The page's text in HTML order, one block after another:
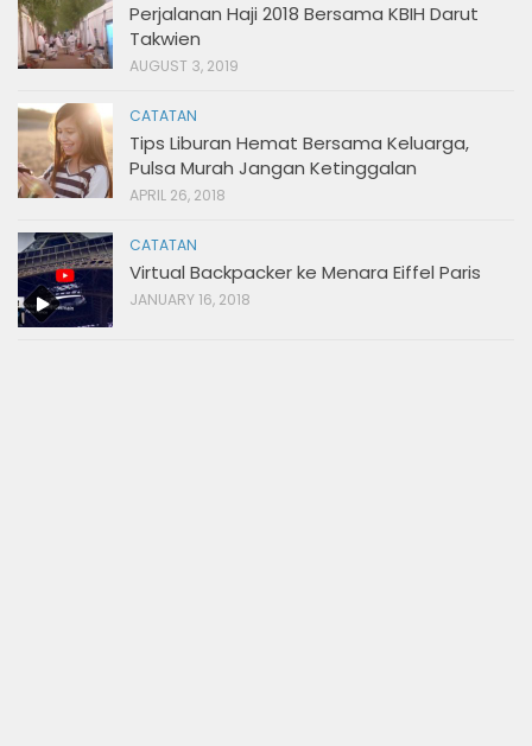
Perjalanan Haji 2018 Bersama KBIH Darut
Takwien
AUGUST 3, 2019
CATATAN
Tips Liburan Hemat Bersama Keluarga,
Pulsa Murah Jangan Ketinggalan
APRIL 26, 2018
CATATAN
Virtual Backpacker ke Menara Eiffel Paris
JANUARY 16, 2018